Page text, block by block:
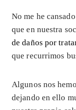
No me he
que en nuestra
de daños por
que recurrimos
Algunos nos
dejando en ello